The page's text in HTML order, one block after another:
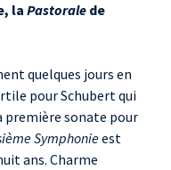
la Pastorale de
quelques jours en
pour Schubert qui
première sonate pour
Symphonieest
ans. Charme